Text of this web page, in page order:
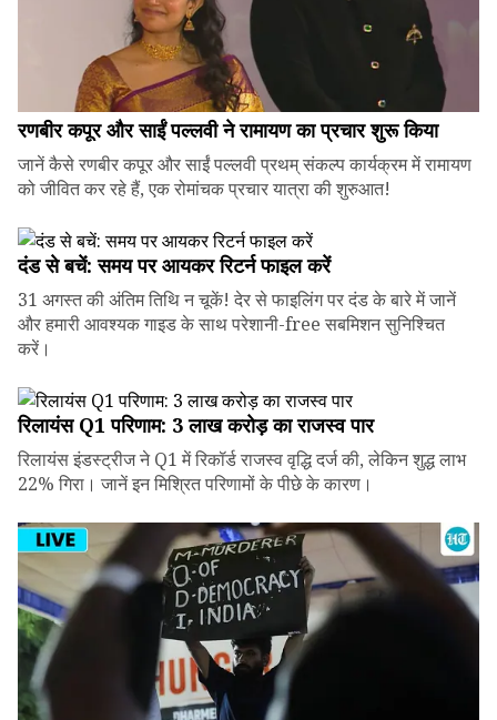
रणबीर कपूर और साईं पल्लवी ने रामायण का प्रचार शुरू किया
जानें कैसे रणबीर कपूर और साईं पल्लवी प्रथम् संकल्प कार्यक्रम में रामायण
को जीवित कर रहे हैं, एक रोमांचक प्रचार यात्रा की शुरुआत!
दंड से बचें: समय पर आयकर रिटर्न फाइल करें
31 अगस्त की अंतिम तिथि न चूकें! देर से फाइलिंग पर दंड के बारे में जानें
और हमारी आवश्यक गाइड के साथ परेशानी-free सबमिशन सुनिश्चित
करें।
रिलायंस Q1 परिणाम: ₹3 लाख करोड़ का राजस्व पार
रिलायंस इंडस्ट्रीज ने Q1 में रिकॉर्ड राजस्व वृद्धि दर्ज की, लेकिन शुद्ध लाभ
22% गिरा। जानें इन मिश्रित परिणामों के पीछे के कारण।